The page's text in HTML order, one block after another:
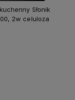
WYBÓR KLIENTÓW
Słonik
2w celuloza